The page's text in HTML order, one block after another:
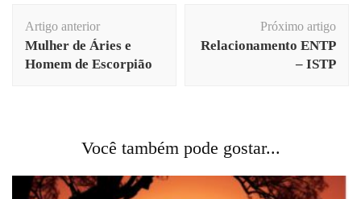
de
post
Artigo anterior
Mulher de Áries e
Homem de Escorpião
Próximo artigo
Relacionamento ENTP
– ISTP
Você também pode gostar...